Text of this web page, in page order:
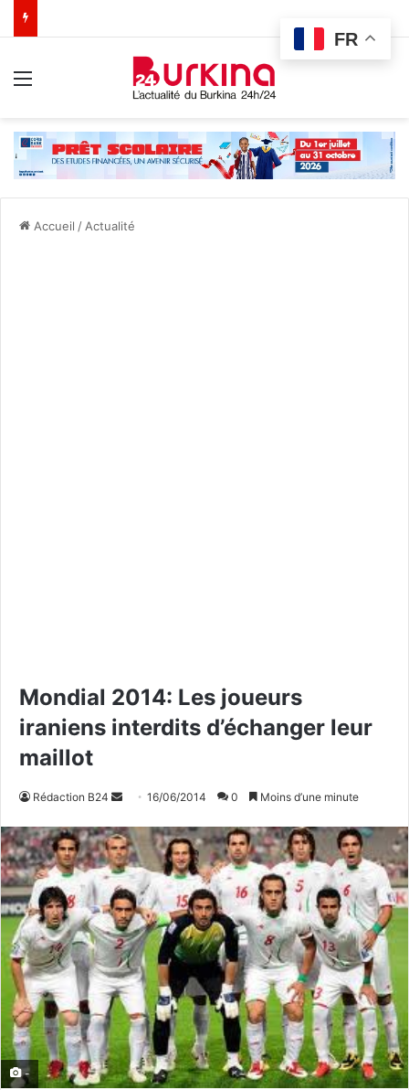
Accueil / Actualité
Mondial 2014: Les joueurs
iraniens interdits d’échanger leur
maillot
Rédaction B24
v
o
y
e
r
u
n
c
o
u
r
r
16/06/2014 0 Moins d’une minute
-
FR